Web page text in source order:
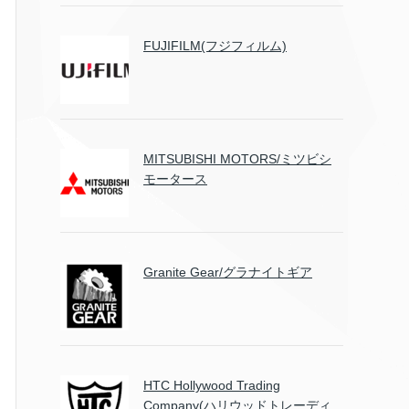
FUJIFILM(フジフィルム)
MITSUBISHI MOTORS/ミツビシ
モータース
Granite Gear/グラナイトギア
HTC Hollywood Trading
Company(ハリウッドトレーディ